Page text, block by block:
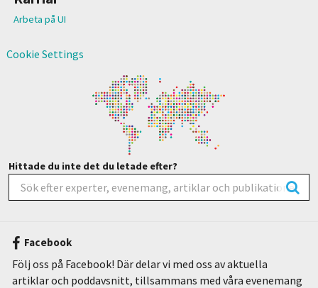
Arbeta på UI
Cookie Settings
Hittade du inte det du letade efter?
Facebook
Följ oss på Facebook! Där delar vi med oss av aktuella
artiklar och poddavsnitt, tillsammans med våra evenemang